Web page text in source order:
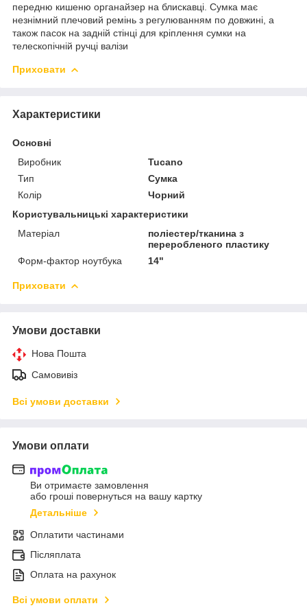
передню кишеню органайзер на блискавці. Сумка має
незнімний плечовий ремінь з регулюванням по довжині, а
також пасок на задній стінці для кріплення сумки на
телескопічній ручці валізи
Приховати
Характеристики
Основні
Виробник
Tucano
Тип
Сумка
Колір
Чорний
Користувальницькі характеристики
Матеріал
поліестер/тканина з
переробленого пластику
Форм-фактор ноутбука
14"
Приховати
Умови доставки
Нова Пошта
Самовивіз
Всі умови доставки
Умови оплати
Ви отримаєте замовлення
або гроші повернуться на вашу картку
Детальніше
Оплатити частинами
Післяплата
Оплата на рахунок
Всі умови оплати